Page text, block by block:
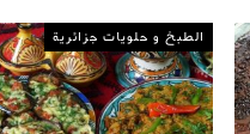
الطبخ و حلويات جزائرية